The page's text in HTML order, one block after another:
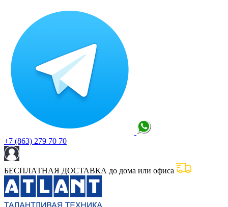
+7 (863) 279 70 70
БЕСПЛАТНАЯ ДОСТАВКА до дома или офиса